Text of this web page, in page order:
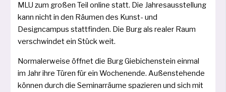
MLU zum gro­ßen Teil online statt. Die Jahresausstellung
kann nicht in den Räumen des Kunst- und
Designcampus statt­fin­den. Die Burg als rea­ler Raum
ver­schwin­det ein Stück weit.
Normalerweise öff­net die Burg Giebichenstein ein­mal
im Jahr ihre Türen für ein Wochenende. Außenstehende
kön­nen durch die Seminarräume spa­zie­ren und sich mit